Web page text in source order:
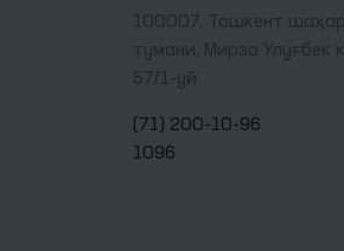
100007, Тошкент
тумани, Мирзо Улуғбек
57/1-уй
(71) 200-10-96
1096